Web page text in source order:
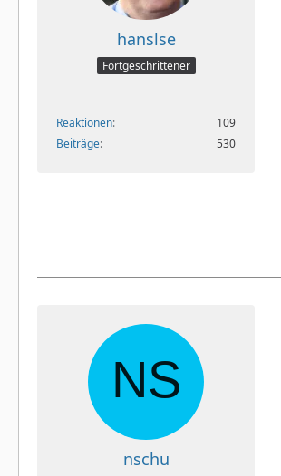
hanslse
Fortgeschrittener
Reaktionen
109
Beiträge
530
nschu